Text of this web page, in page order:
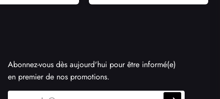
Abonnez-vous dès aujourd'hui pour être informé(e)
en premier de nos promotions.